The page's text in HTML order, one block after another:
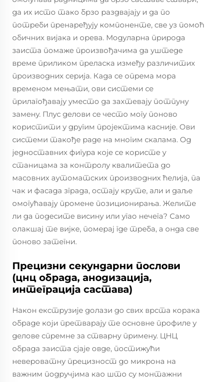
да их исто тако брзо раздвајају и да по
потреби пренаређују компоненте, све уз помоћ
обичних вијака и орева. Модуларна природа
заиста помаже произвођачима да уштеде
време приликом преласка између различитих
производних серија. Када се опрема мора
временом мењати, ови системи се
прилагођавају уместо да захтевају потпуну
замену. Плус делови се често могу поново
користити у другим пројектима касније. Ови
системи такође раде на многим скалама. Од
једноставних фигура које се користе у
станицама за контролу квалитета до
масовних аутоматских производних ћелија, па
чак и фасада зграда, остају круте, али и даље
омогућавају промене позиционирања. Желите
ли да подесите висину или угао нечега? Само
олакшај те вијке, померај где треба, а онда све
поново затегни.
Прецизни секундарни послови
(цнц обрада, анодизација,
интеграција састава)
Након екструзије долази до свих врста корака
обраде који претварају те основне профиле у
делове спремне за стварну примену. ЦНЦ
обрада заиста сјаје овде, постижући
невероватну прецизност до микрона на
важним подручјима као што су монтажни